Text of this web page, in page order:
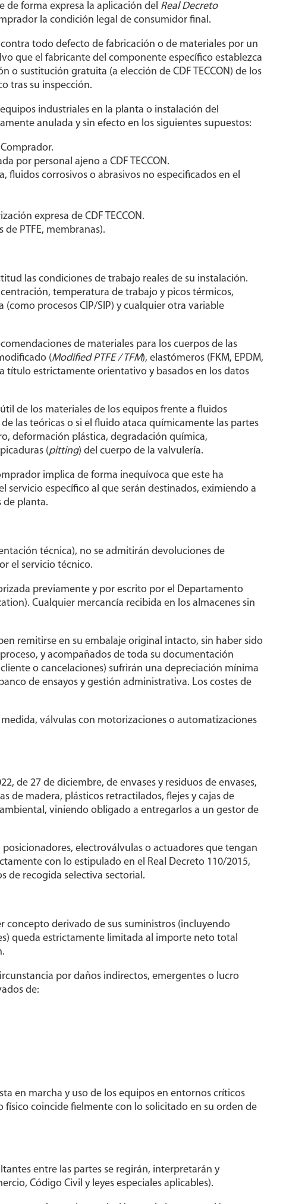
de forma expresa la aplicación del Real Decreto
la condición legal de consumidor final.
contra todo defecto de fabricación o de materiales por un
que el fabricante del componente específico establezca
sustitución gratuita (a elección de CDF TECCON) de los
tras su inspección.
industriales en la planta o instalación del
anulada y sin efecto en los siguientes supuestos:
por personal ajeno a CDF TECCON.
fluidos corrosivos o abrasivos no especificados en el
expresa de CDF TECCON.
PTFE, membranas).
las condiciones de trabajo reales de su instalación.
temperatura de trabajo y picos térmicos,
procesos CIP/SIP) y cualquier otra variable
de materiales para los cuerpos de las
(Modified PTFE / TFM), elastómeros (FKM, EPDM,
título estrictamente orientativo y basados en los datos
de los materiales de los equipos frente a fluidos
las teóricas o si el fluido ataca químicamente las partes
deformación plástica, degradación química,
(pitting) del cuerpo de la valvulería.
implica de forma inequívoca que este ha
específico al que serán destinados, eximiendo a
de planta.
técnica), no se admitirán devoluciones de
el servicio técnico.
previamente y por escrito por el Departamento
Cualquier mercancía recibida en los almacenes sin
remitirse en su embalaje original intacto, sin haber sido
y acompañados de toda su documentación
o cancelaciones) sufrirán una depreciación mínima
de ensayos y gestión administrativa. Los costes de
válvulas con motorizaciones o automatizaciones
de 27 de diciembre, de envases y residuos de envases,
de madera, plásticos retractilados, flejes y cajas de
viniendo obligado a entregarlos a un gestor de
posicionadores, electroválvulas o actuadores que tengan
con lo estipulado en el Real Decreto 110/2015,
de recogida selectiva sectorial.
concepto derivado de sus suministros (incluyendo
queda estrictamente limitada al importe neto total
por daños indirectos, emergentes o lucro
de:
en marcha y uso de los equipos en entornos críticos
coincide fielmente con lo solicitado en su orden de
entre las partes se regirán, interpretarán y
Código Civil y leyes especiales aplicables).